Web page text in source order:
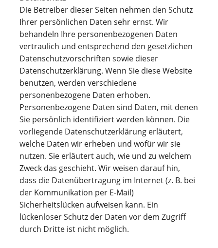
Die Betreiber dieser Seiten nehmen den Schutz
Ihrer persönlichen Daten sehr ernst. Wir
behandeln Ihre personenbezogenen Daten
vertraulich und entsprechend den gesetzlichen
Datenschutzvorschriften sowie dieser
Datenschutzerklärung. Wenn Sie diese Website
benutzen, werden verschiedene
personenbezogene Daten erhoben.
Personenbezogene Daten sind Daten, mit denen
Sie persönlich identifiziert werden können. Die
vorliegende Datenschutzerklärung erläutert,
welche Daten wir erheben und wofür wir sie
nutzen. Sie erläutert auch, wie und zu welchem
Zweck das geschieht. Wir weisen darauf hin,
dass die Datenübertragung im Internet (z. B. bei
der Kommunikation per E-Mail)
Sicherheitslücken aufweisen kann. Ein
lückenloser Schutz der Daten vor dem Zugriff
durch Dritte ist nicht möglich.